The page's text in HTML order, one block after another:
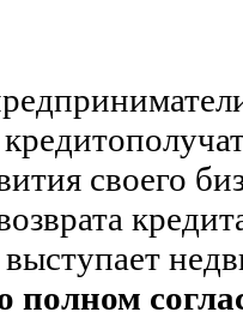
своего
выступает
полном